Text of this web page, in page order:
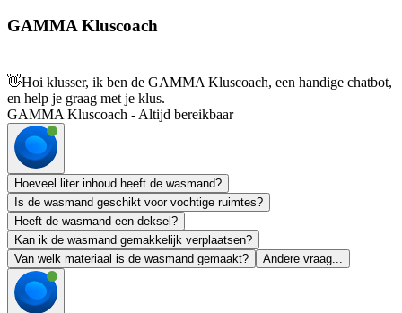
GAMMA Kluscoach
👋Hoi klusser, ik ben de GAMMA Kluscoach, een handige chatbot,
en help je graag met je klus.
GAMMA Kluscoach - Altijd bereikbaar
Hoeveel liter inhoud heeft de wasmand?
Is de wasmand geschikt voor vochtige ruimtes?
Heeft de wasmand een deksel?
Kan ik de wasmand gemakkelijk verplaatsen?
Van welk materiaal is de wasmand gemaakt?
Andere vraag...